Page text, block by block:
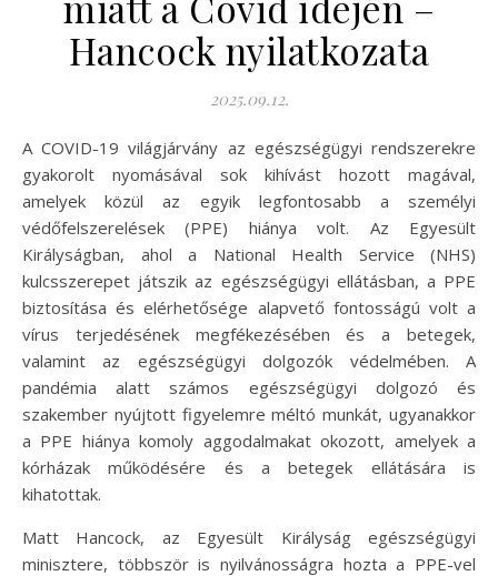
Hancock nyilatkozata
2025.09.12.
A COVID-19 világjárvány az egészségügyi rendszerekre
gyakorolt nyomásával sok kihívást hozott magával,
amelyek közül az egyik legfontosabb a személyi
védőfelszerelések (PPE) hiánya volt. Az Egyesült
Királyságban, ahol a National Health Service (NHS)
kulcsszerepet játszik az egészségügyi ellátásban, a PPE
biztosítása és elérhetősége alapvető fontosságú volt a
vírus terjedésének megfékezésében és a betegek,
valamint az egészségügyi dolgozók védelmében. A
pandémia alatt számos egészségügyi dolgozó és
szakember nyújtott figyelemre méltó munkát, ugyanakkor
a PPE hiánya komoly aggodalmakat okozott, amelyek a
kórházak működésére és a betegek ellátására is
kihatottak.
Matt Hancock, az Egyesült Királyság egészségügyi
minisztere, többször is nyilvánosságra hozta a PPE-vel